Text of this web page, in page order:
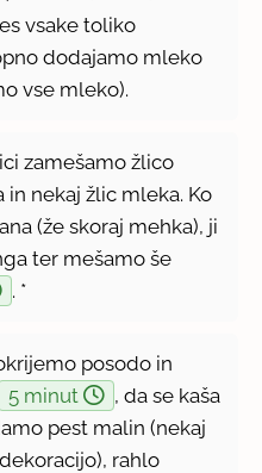
vsake toliko
dodajamo mleko
vse mleko).
zamešamo žlico
nekaj žlic mleka. Ko
(že skoraj mehka), ji
ter mešamo še
. *
posodo in
5 minut
, da se kaša
pest malin (nekaj
rahlo